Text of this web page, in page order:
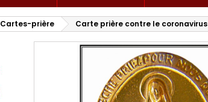
Cartes-prière Carte prière contre le coronavirus